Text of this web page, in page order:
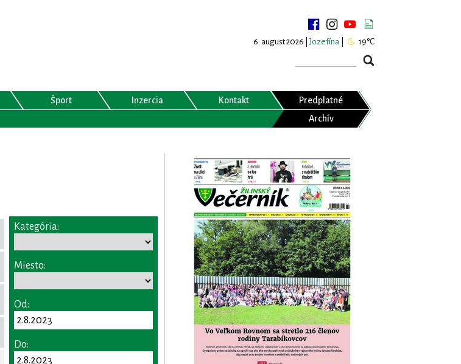
6. august 2026 | Jozefína 19°C
Šport Inzercia Kontakt
Predplatné
Archív
Kategória:
Miesto:
Od:
Do: